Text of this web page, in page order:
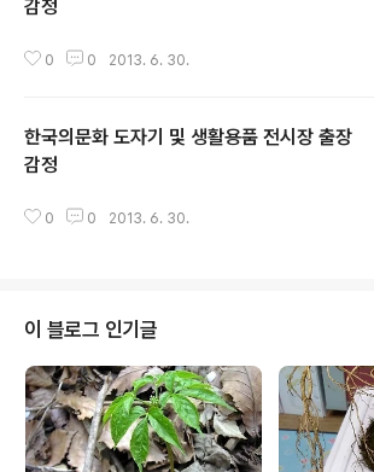
감정
0 0 2013. 6. 30.
한국의문화 도자기 및 생활용품 전시장 출장
감정
0 0 2013. 6. 30.
이 블로그 인기글